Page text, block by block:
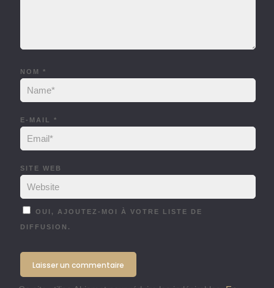
NOM *
E-MAIL *
SITE WEB
OUI, AJOUTEZ-MOI À VOTRE LISTE DE
DIFFUSION.